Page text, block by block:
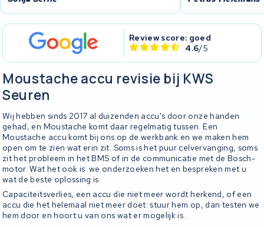
Review score: goed
4.6/5
Moustache accu revisie bij KWS
Seuren
Wij hebben sinds 2017 al duizenden accu's door onze handen
gehad, en Moustache komt daar regelmatig tussen. Een
Moustache accu komt bij ons op de werkbank en we maken hem
open om te zien wat erin zit. Soms is het puur celvervanging, soms
zit het probleem in het BMS of in de communicatie met de Bosch-
motor. Wat het ook is: we onderzoeken het en bespreken met u
wat de beste oplossing is.
Capaciteitsverlies, een accu die niet meer wordt herkend, of een
accu die het helemaal niet meer doet: stuur hem op, dan testen we
hem door en hoort u van ons wat er mogelijk is.